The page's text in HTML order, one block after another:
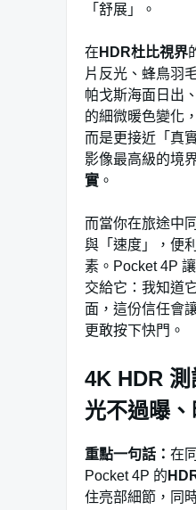
「舒展」。
在 HDR杜比視界
片反光、蜂鳥羽
帕戈斯海面日出
的細微暖色變化
而是更接近「真
影像最高級的境
實 。
而當你在旅途中
與「速度」，便
素。Pocket 4P
交給它：我知道
面，這份信任會
更敢按下快門。
4K HDR
光不過曝
重點一句話： 在
Pocket 4P 的
住亮部細節，同